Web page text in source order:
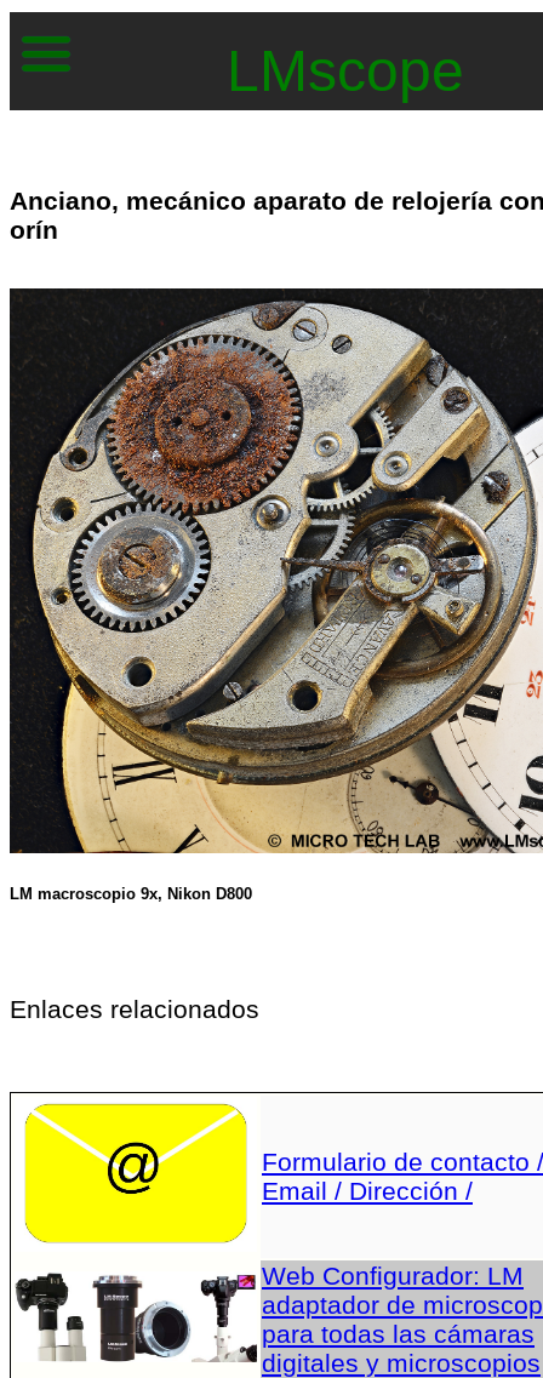
LMscope
Anciano, mecánico aparato de relojería
orín
LM macroscopio 9x, Nikon D800
Enlaces relacionados
Formulario de contacto /
Email / Dirección /
Web Configurador: LM
adaptador de
para todas las cámaras
digitales y microscopios